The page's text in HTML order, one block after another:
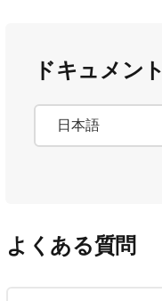
ドキュメント
よくある質問